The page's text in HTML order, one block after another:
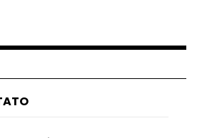
controllo in Guatemala,
a Mosca